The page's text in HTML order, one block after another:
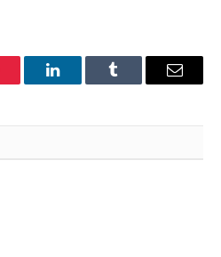
LinkedInTumblr Email